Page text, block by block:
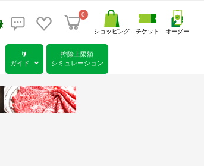
0
ショッピング チケット オーダー
🔰
ガイド
控除上限額
シミュレーション